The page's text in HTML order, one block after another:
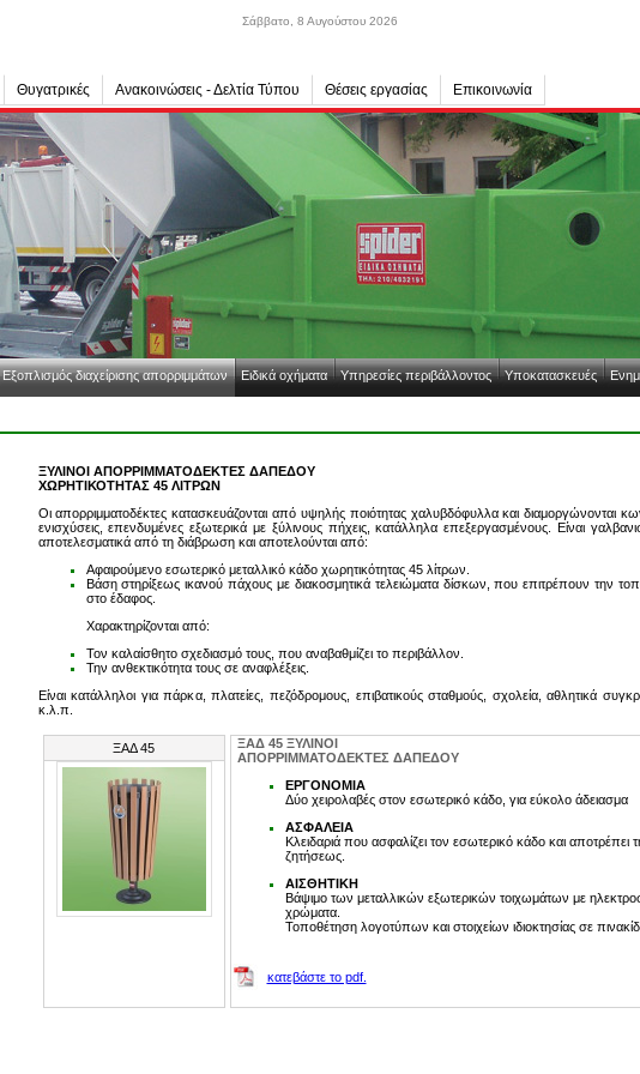
Σάββατο, 8 Αυγούστου 2026
Θυγατρικές Ανακοινώσεις - Δελτία Τύπου Θέσεις εργασίας Επικοινωνία
Εξοπλισμός διαχείρισης απορριμμάτων Ειδικά οχήματα Υπηρεσίες περιβάλλοντος Υποκατασκευές
ΞΥΛΙΝΟΙ ΑΠΟΡΡΙΜΜΑΤΟΔΕΚΤΕΣ ΔΑΠΕΔΟΥ
ΧΩΡΗΤΙΚΟΤΗΤΑΣ 45 ΛΙΤΡΩΝ
Οι απορριμματοδέκτες κατασκευάζονται από υψηλής ποιότητας χαλυβδόφυλλα και διαμοργώνονται
ενισχύσεις, επενδυμένες εξωτερικά με ξύλινους πήχεις, κατάλληλα επεξεργασμένους. Είναι
αποτελεσματικά από τη διάβρωση και αποτελούνται από:
Αφαιρούμενο εσωτερικό μεταλλικό κάδο χωρητικότητας 45 λίτρων.
Βάση στηρίξεως ικανού πάχους με διακοσμητικά τελειώματα δίσκων, που επιτρέπουν την
στο έδαφος.
Χαρακτηρίζονται από:
Τον καλαίσθητο σχεδιασμό τους, που αναβαθμίζει το περιβάλλον.
Την ανθεκτικότητα τους σε αναφλέξεις.
Είναι κατάλληλοι για πάρκα, πλατείες, πεζόδρομους, επιβατικούς σταθμούς, σχολεία, αθλητικά
κ.λ.π.
ΞΑΔ 45
ΞΑΔ 45 ΞΥΛΙΝΟΙ
ΑΠΟΡΡΙΜΜΑΤΟΔΕΚΤΕΣ ΔΑΠΕΔΟΥ
ΕΡΓΟΝΟΜΙΑ
Δύο χειρολαβές στον εσωτερικό κάδο, για εύκολο άδειασμα
ΑΣΦΑΛΕΙΑ
Κλειδαριά που ασφαλίζει τον εσωτερικό κάδο και
ζητήσεως.
ΑΙΣΘΗΤΙΚΗ
Βάψιμο των μεταλλικών εξωτερικών τοιχωμάτων με
χρώματα.
Τοποθέτηση λογοτύπων και στοιχείων ιδιοκτησίας σε
κατεβάστε το pdf.